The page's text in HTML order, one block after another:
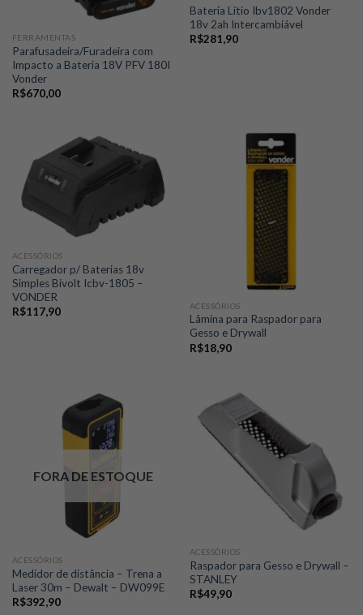
FERRAMENTAS
Parafusadeira/Furadeira com
Impacto a Bateria 18V PFV 180I
Vonder
R$670,00
Bateria Lítio Ibv1802 Vonder
18v 2ah Intercambiável
R$281,90
ACESSÓRIOS
Carregador p/ Baterias 18v
Simples Bivolt Icbv-1805 –
VONDER
R$117,90 ACESSÓRIOS
Lâmina para Raspador para
Gesso e Drywall
R$18,90
FORA DE ESTOQUE
ACESSÓRIOS
Medidor de distância – Trena a
Laser 30m – Dewalt – DW099E
R$392,90
ACESSÓRIOS
Raspador para Gesso e Drywall –
STANLEY
R$49,90